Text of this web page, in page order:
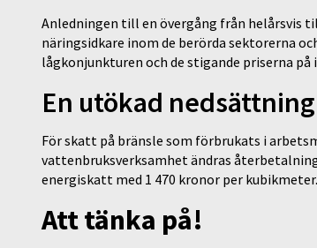
Anledningen till en övergång från helårsvis
näringsidkare inom de berörda sektorerna
lågkonjunkturen och de stigande priserna på
En utökad
För skatt på bränsle som förbrukats i
vattenbruksverksamhet ändras
energiskatt med 1 470 kronor per
Att tänka på!